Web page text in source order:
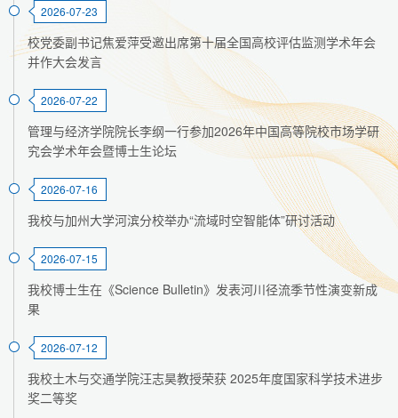
2026-07-23
校党委副书记焦爱萍受邀出席第十届全国高校评估监测学术年会
并作大会发言
2026-07-22
管理与经济学院院长李纲一行参加2026年中国高等院校市场学研
究会学术年会暨博士生论坛
2026-07-16
我校与加州大学河滨分校举办“流域时空智能体”研讨活动
2026-07-15
我校博士生在《Science Bulletin》发表河川径流季节性演变新成
果
2026-07-12
我校土木与交通学院汪志昊教授荣获 2025年度国家科学技术进步
奖二等奖